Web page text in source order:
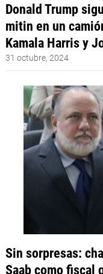
Donald Trump
mitin en un
Kamala Harris y
31 octubre, 2024
Sin sorpresas:
Saab como fiscal